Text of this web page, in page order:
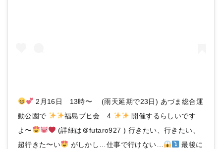
2月16日 13時〜 (雨天延期で23日) あづま総合運
動公園で
福島ブヒ会 4
開催するらしいです
よ〜
(詳細は＠futaro927 ) 行きたい、行きたい、
超行きた〜い
がしかし…仕事で行けない…
最後に